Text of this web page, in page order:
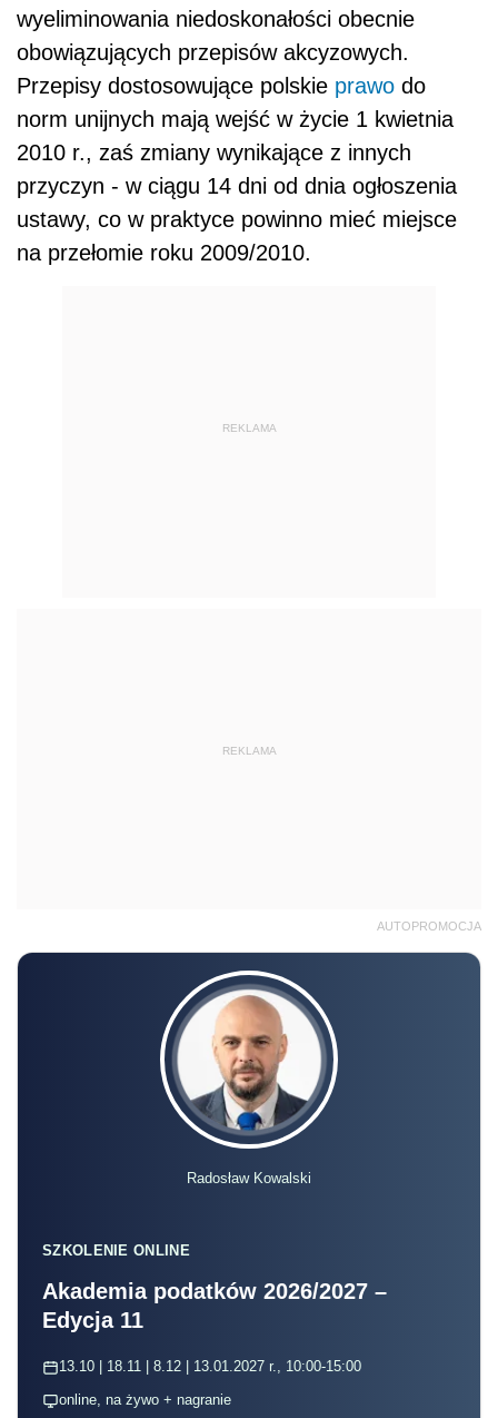
wyeliminowania niedoskonałości obecnie
obowiązujących przepisów akcyzowych.
Przepisy dostosowujące polskie prawo do
norm unijnych mają wejść w życie 1 kwietnia
2010 r., zaś zmiany wynikające z innych
przyczyn - w ciągu 14 dni od dnia ogłoszenia
ustawy, co w praktyce powinno mieć miejsce
na przełomie roku 2009/2010.
REKLAMA
REKLAMA
AUTOPROMOCJA
Radosław Kowalski
SZKOLENIE ONLINE
Akademia podatków 2026/2027 –
Edycja 11
13.10 | 18.11 | 8.12 | 13.01.2027 r., 10:00-15:00
online, na żywo + nagranie